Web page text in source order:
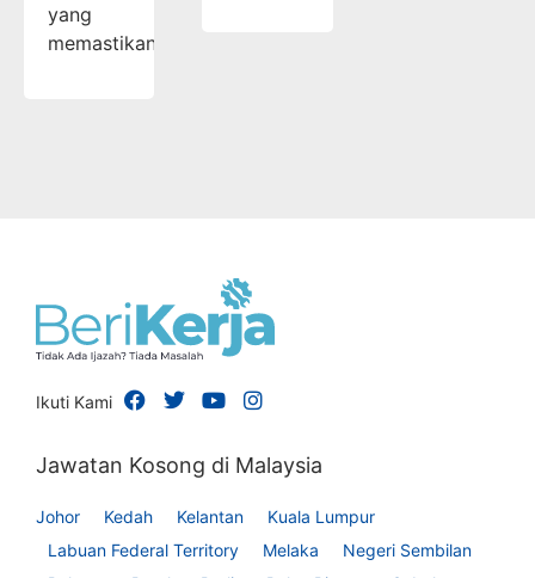
yang
memastikan…
Ikuti Kami
Jawatan Kosong di Malaysia
Johor Kedah Kelantan
Kuala Lumpur
Labuan Federal Territory
Melaka
Negeri Sembilan